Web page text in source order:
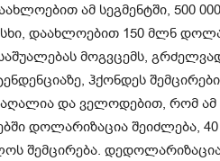
ამ სეგმენტში, 500
დაახლოებით 150 მლნ
მოგვცემს,
ჰქონდეს
და ველოდებით, რომ ამ
დოლარიზაცია შეიძლება,
შემცირება.